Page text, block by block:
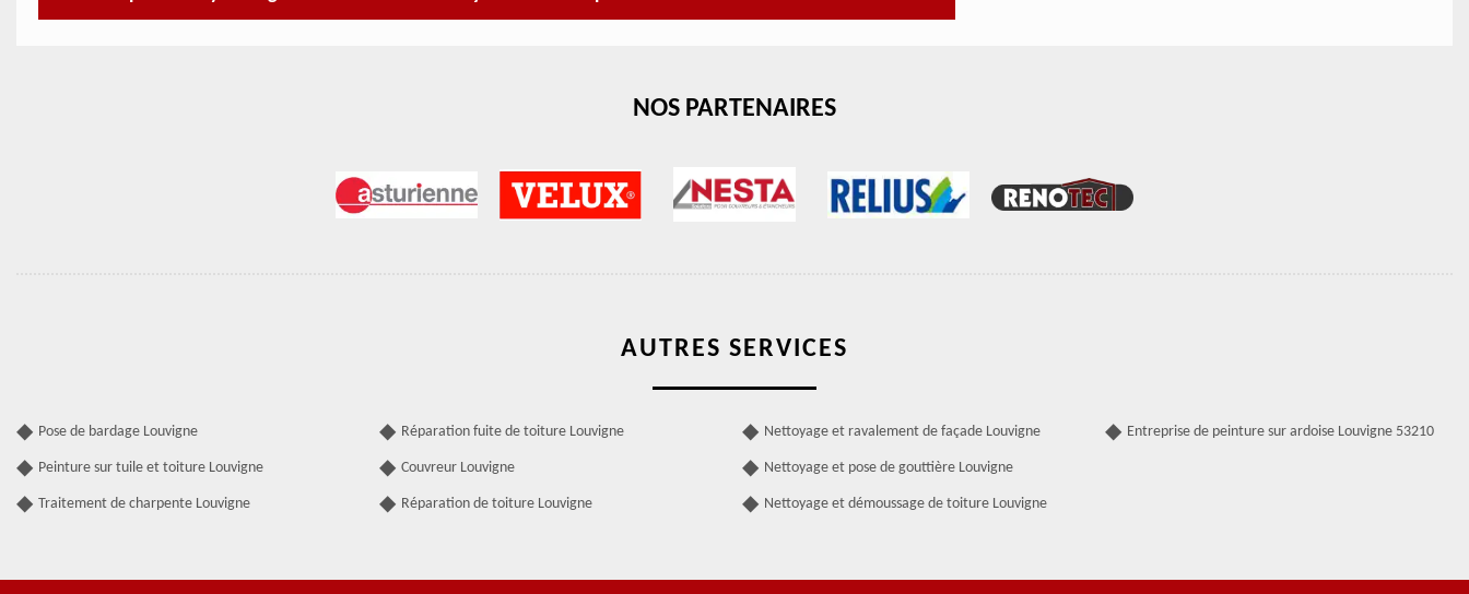
NOS PARTENAIRES
AUTRES SERVICES
Pose de bardage Louvigne
Peinture sur tuile et toiture Louvigne
Traitement de charpente Louvigne
Réparation fuite de toiture Louvigne
Couvreur Louvigne
Réparation de toiture Louvigne
Nettoyage et ravalement de façade Louvigne
Nettoyage et pose de gouttière Louvigne
Nettoyage et démoussage de toiture Louvigne
Entreprise de peinture sur ardoise Louvigne 53210